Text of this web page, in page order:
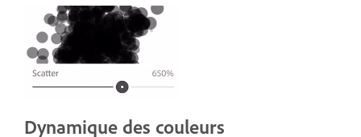
Dynamique des couleurs